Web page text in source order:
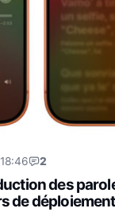
2
des
de déploiement